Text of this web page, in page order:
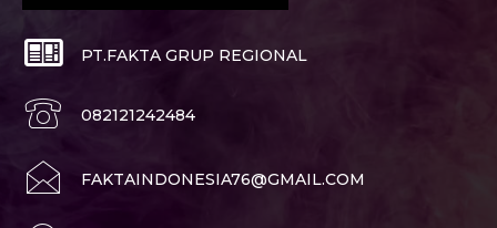
PT.FAKTA GRUP REGIONAL
082121242484
FAKTAINDONESIA76@GMAIL.COM